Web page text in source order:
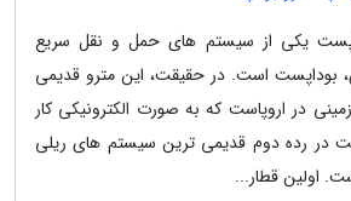
یکی از سیستم های حمل و نقل سریع
بوداپست است. در حقیقت، این مترو قدیمی
در اروپاست که به صورت الکترونیکی کار
در رده دوم قدیمی ترین سیستم های ریلی
اولین قطار...